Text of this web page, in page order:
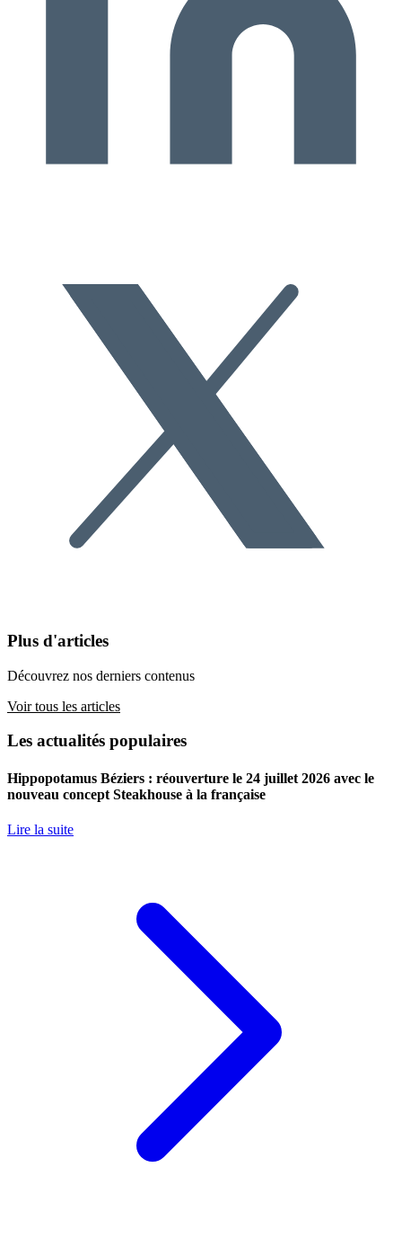
Plus d'articles
Découvrez nos derniers contenus
Voir tous les articles
Les actualités populaires
Hippopotamus Béziers : réouverture le 24 juillet 2026 avec le
nouveau concept Steakhouse à la française
Lire la suite